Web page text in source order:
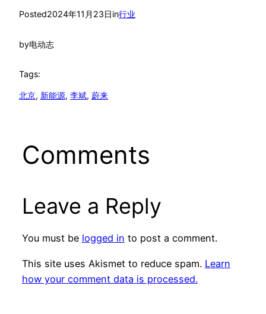
Posted2024年11月23日in行业
by电动志
Tags:
北京, 新能源, 李斌, 蔚来
Comments
Leave a Reply
You must be logged in to post a comment.
This site uses Akismet to reduce spam. Learn
how your comment data is processed.